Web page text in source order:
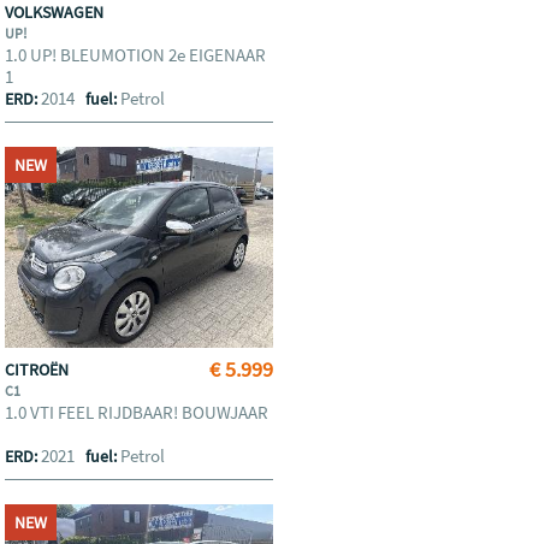
VOLKSWAGEN
UP!
1.0 UP! BLEUMOTION 2e EIGENAAR
1
ERD:2014fuel: Petrol
NEW
€ 5.999
CITROËN
C1
1.0 VTI FEEL RIJDBAAR! BOUWJAAR
ERD:2021fuel: Petrol
NEW